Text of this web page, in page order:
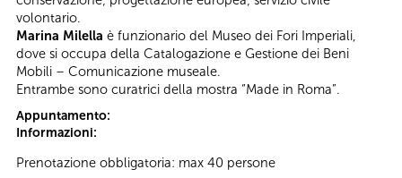
volontario.
Marina Milella è funzionario del Museo dei Fori Imperiali,
dove si occupa della Catalogazione e Gestione dei Beni
Mobili – Comunicazione museale.
Entrambe sono curatrici della mostra “Made in Roma”.
Appuntamento:
Informazioni:
Prenotazione obbligatoria: max 40 persone